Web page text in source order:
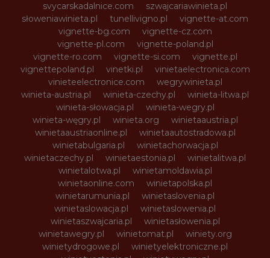
svycarskadalnice.com
szwajcariawinieta.pl
słoweniawinieta.pl
tunellivigno.pl
vignette-at.com
vignette-bg.com
vignette-cz.com
vignette-pl.com
vignette-poland.pl
vignette-ro.com
vignette-si.com
vignette.pl
vignettepoland.pl
vinetki.pl
vinietaelectronica.com
vinieteelectronice.com
wegrywinieta.pl
winieta-austria.pl
winieta-czechy.pl
winieta-litwa.pl
winieta-słowacja.pl
winieta-wegry.pl
winieta-węgry.pl
winieta.org
winietaaustria.pl
winietaaustriaonline.pl
winietaautostradowa.pl
winietabulgaria.pl
winietachorwacja.pl
winietaczechy.pl
winietaestonia.pl
winietalitwa.pl
winietalotwa.pl
winietamoldawia.pl
winietaonline.com
winietapolska.pl
winietarumunia.pl
winietaslovenia.pl
winietaslowacja.pl
winietaslowenia.pl
winietaszwajcaria.pl
winietasłowenia.pl
winietawegry.pl
winietomat.pl
winiety.org
winietydrogowe.pl
winietyelektroniczne.pl